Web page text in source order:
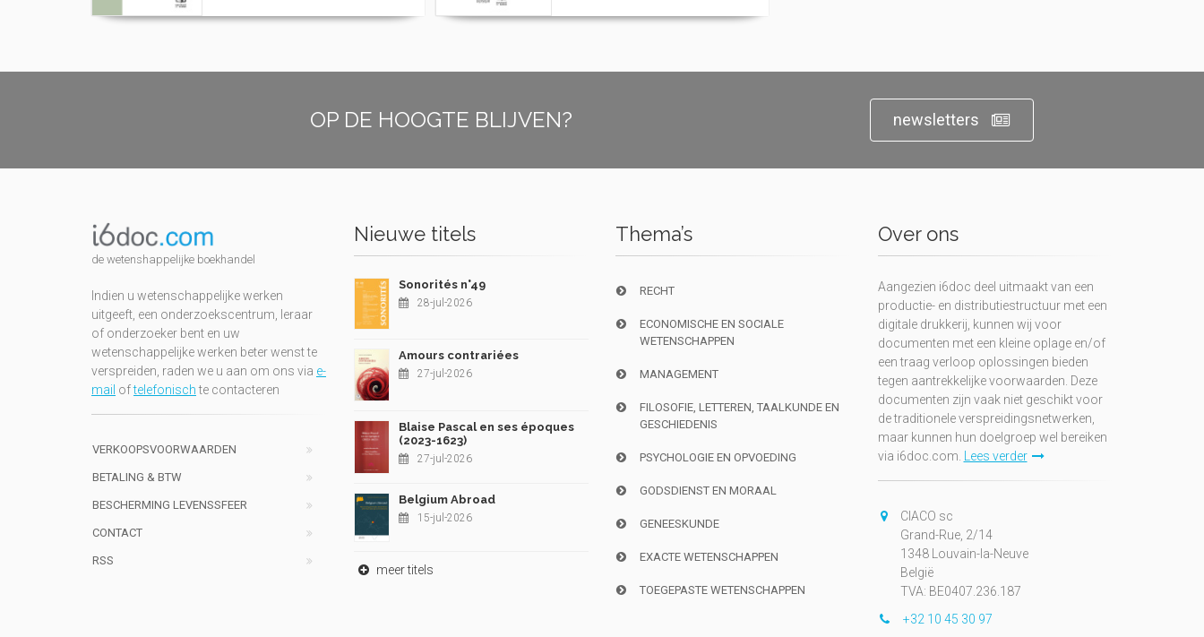
OP DE HOOGTE BLIJVEN? newsletters
de wetenshappelijke boekhandel
Indien u wetenschappelijke werken
uitgeeft, een onderzoekscentrum, leraar
of onderzoeker bent en uw
wetenschappelijke werken beter wenst te
verspreiden, raden we u aan om ons via e-
mail oftelefonischte contacteren
VERKOOPSVOORWAARDEN
BETALING & BTW
BESCHERMING LEVENSSFEER
CONTACT
RSS
Nieuwe titels
Sonorités n°49
28-jul-2026
Amours contrariées
27-jul-2026
Blaise Pascal en ses époques
(2023-1623)
27-jul-2026
Belgium Abroad
15-jul-2026
meer titels
Thema’s
RECHT
ECONOMISCHE EN SOCIALE
WETENSCHAPPEN
MANAGEMENT
FILOSOFIE, LETTEREN, TAALKUNDE EN
GESCHIEDENIS
PSYCHOLOGIE EN OPVOEDING
GODSDIENST EN MORAAL
GENEESKUNDE
EXACTE WETENSCHAPPEN
TOEGEPASTE WETENSCHAPPEN
Over ons
Aangezien i6doc deel uitmaakt van een
productie- en distributiestructuur met een
digitale drukkerij, kunnen wij voor
documenten met een kleine oplage en/of
een traag verloop oplossingen bieden
tegen aantrekkelijke voorwaarden. Deze
documenten zijn vaak niet geschikt voor
de traditionele verspreidingsnetwerken,
maar kunnen hun doelgroep wel bereiken
via i6doc.com.
Lees verder
CIACO sc
Grand-Rue, 2/14
1348 Louvain-la-Neuve
België
TVA: BE0407.236.187
+32 10 45 30 97